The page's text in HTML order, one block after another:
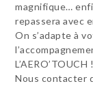
magnifique…
repassera avec
On s’adapte à
L’AERO’TOUCH !
Nous contacter